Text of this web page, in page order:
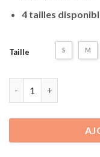
4 tailles
Taille S M